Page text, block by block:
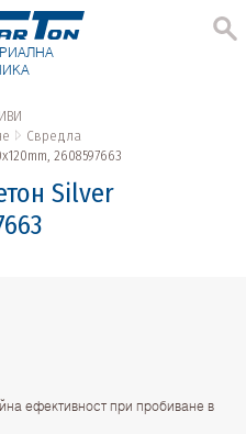
Свредла
2608597663
Silver
ефективност при пробиване в